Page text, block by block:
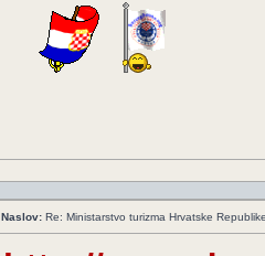
Naslov: Re: Ministarstvo turizma Hrvatske